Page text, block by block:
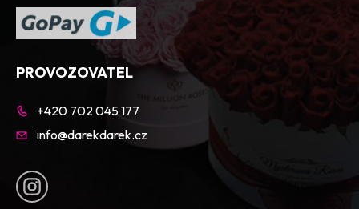
PROVOZOVATEL
+420 702 045 177
info@darekdarek.cz